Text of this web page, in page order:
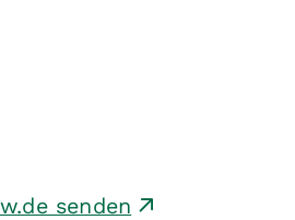
senden